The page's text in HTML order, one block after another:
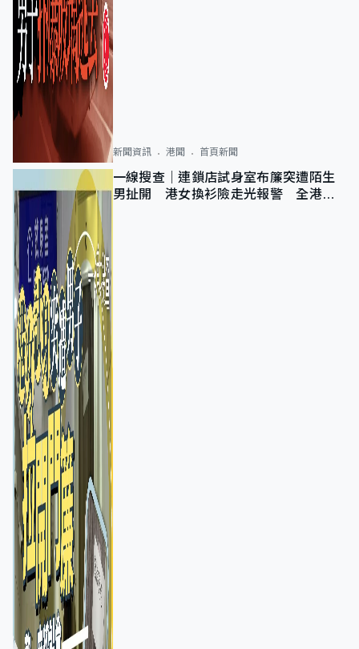
新聞資訊 港聞 首頁新聞
一線搜查｜連鎖店試身室布簾突遭陌生
男扯開 港女換衫險走光報警 全港分